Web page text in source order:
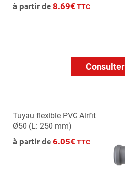
à partir de 8.69€ TTC
Consulter
Tuyau flexible PVC Airfit
Ø50 (L: 250 mm)
à partir de 6.05€ TTC